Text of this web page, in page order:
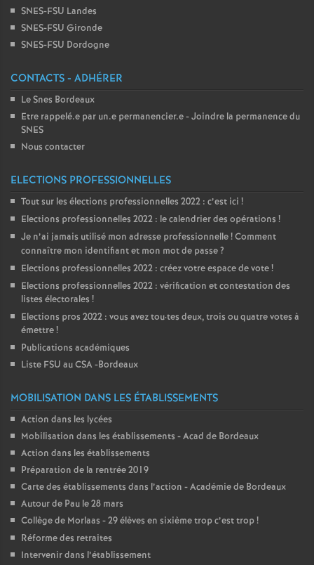
SNES-FSU Landes
SNES-FSU Gironde
SNES-FSU Dordogne
CONTACTS - ADHÉRER
Le Snes Bordeaux
Etre rappelé.e par un.e permanencier.e - Joindre la permanence du
SNES
Nous contacter
ELECTIONS PROFESSIONNELLES
Tout sur les élections professionnelles 2022 : c’est ici !
Elections professionnelles 2022 : le calendrier des opérations !
Je n’ai jamais utilisé mon adresse professionnelle! Comment
connaître mon identifiant et mon mot de passe?
Elections professionnelles 2022 : créez votre espace de vote!
Elections professionnelles 2022 : vérification et contestation des
listes électorales !
Elections pros 2022 : vous avez tou·tes deux, trois ou quatre votes à
émettre!
Publications académiques
Liste FSU au CSA -Bordeaux
MOBILISATION DANS LES ÉTABLISSEMENTS
Action dans les lycées
Mobilisation dans les établissements - Acad de Bordeaux
Action dans les établissements
Préparation de la rentrée 2019
Carte des établissements dans l’action - Académie de Bordeaux
Autour de Pau le 28 mars
Collège de Morlaas - 29 élèves en sixième trop c’est trop!
Réforme des retraites
Intervenir dans l’établissement